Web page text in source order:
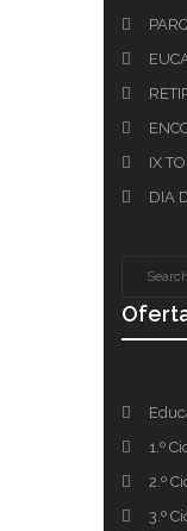
IX
DIA
1.º
2.º
3.º